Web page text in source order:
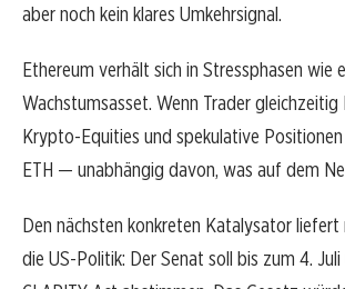
aber noch kein klares Umkehrsignal.
Ethereum verhält sich in Stressphasen wie
Wachstumsasset. Wenn Trader gleichzeitig
Krypto-Equities und spekulative
ETH — unabhängig davon, was auf dem
Den nächsten konkreten Katalysator liefert
die US-Politik: Der Senat soll bis zum 4.